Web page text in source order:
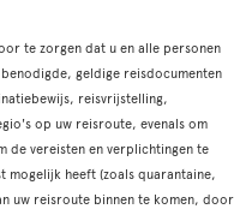
te zorgen dat u en alle personen
geldige reisdocumenten
reisvrijstelling,
op uw reisroute, evenals om
de vereisten en verplichtingen te
mogelijk heeft (zoals quarantaine,
uw reisroute binnen te komen, door